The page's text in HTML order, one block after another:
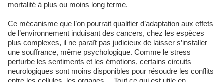
mortalité à plus ou moins long terme.
Ce mécanisme que l’on pourrait qualifier d’adaptation aux effets
de l’environnement induisant des cancers, chez les espèces
plus complexes, il ne paraît pas judicieux de laisser s’installer
une souffrance, même psychologique. Comme le stress
perturbe les sentiments et les émotions, certains circuits
neurologiques sont moins disponibles pour résoudre les conflits
entre les cellules, les organes… Tout ce qui est utile en